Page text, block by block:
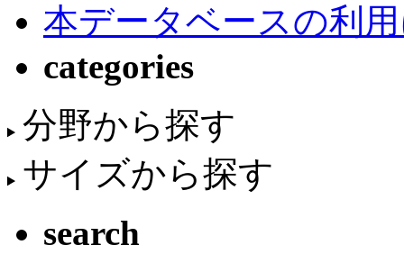
本データベースの利
categories
分野から探す
サイズから探す
search